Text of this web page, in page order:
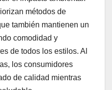
métodos de
también mantienen un
comodidad y
de todos los estilos. Al
los consumidores
de calidad mientras